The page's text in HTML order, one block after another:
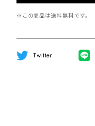
※この商品は送料無料です。
Twitter